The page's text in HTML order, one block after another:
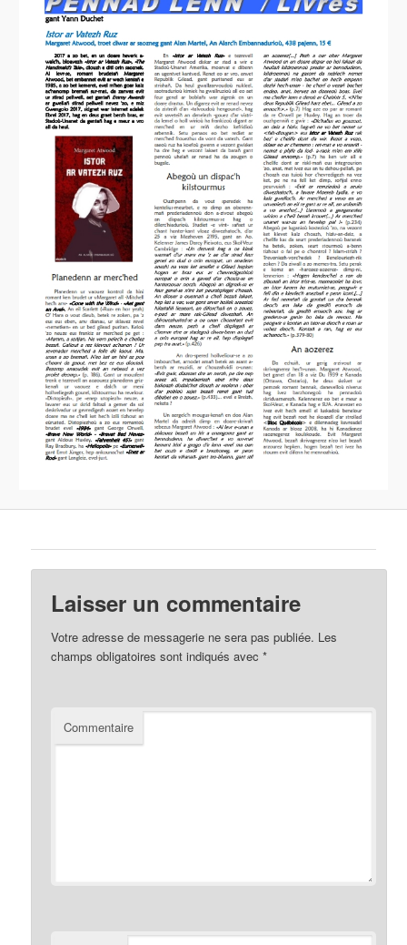
Laisser un commentaire
Votre adresse de messagerie ne sera pas publiée. Les
champs obligatoires sont indiqués avec*
Commentaire